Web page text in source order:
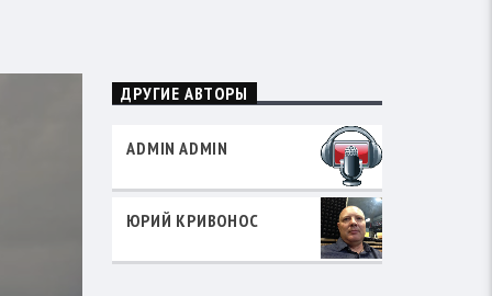
ДРУГИЕ АВТОРЫ
ADMIN ADMIN
ЮРИЙ КРИВОНОС